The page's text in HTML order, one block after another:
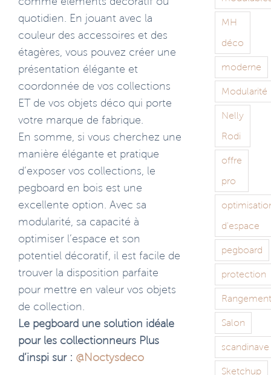
quotidien. En jouant avec la
couleur des accessoires et des
étagères, vous pouvez créer une
présentation élégante et
coordonnée de vos collections
ET de vos objets déco qui porte
votre marque de fabrique.
En somme, si vous cherchez une
manière élégante et pratique
d’exposer vos collections, le
pegboard en bois est une
excellente option. Avec sa
modularité, sa capacité à
optimiser l’espace et son
potentiel décoratif, il est facile de
trouver la disposition parfaite
pour mettre en valeur vos objets
de collection.
Le pegboard une solution idéale
pour les collectionneurs Plus
d’inspi sur : @Noctysdeco
MH
déco
moderne
Modularité
Nelly
Rodi
offre
pro
d'espace
pegboard
protection
Rangement
Salon
scandinave
Sketchup